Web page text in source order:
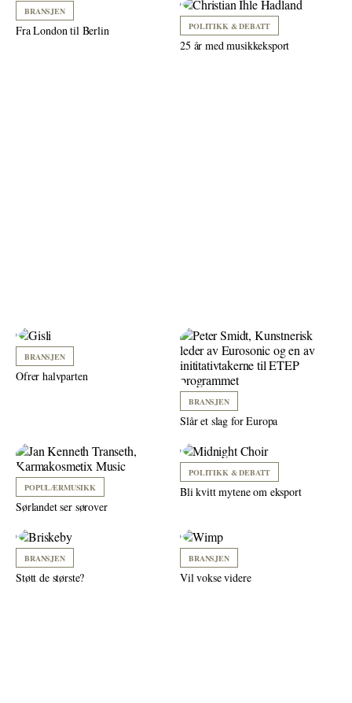
BRANSJEN
Fra London til Berlin POLITIKK & DEBATT
25 år med musikkeksport
BRANSJEN
Ofrer halvparten
BRANSJEN
Slår et slag for Europa
POPULÆRMUSIKK
Sørlandet ser sørover
POLITIKK & DEBATT
Bli kvitt mytene om eksport
BRANSJEN
Støtt de største?
BRANSJEN
Vil vokse videre